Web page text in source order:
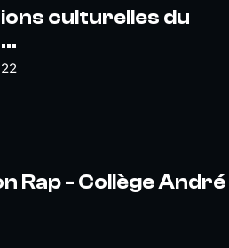
culturelles du
Rap - Collège André